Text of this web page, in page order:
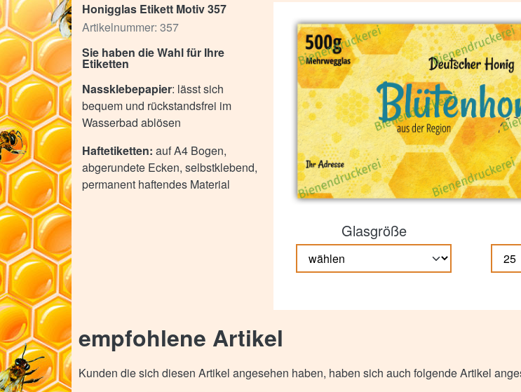
Honigglas Etikett Motiv 357
Artikelnummer: 357
Sie haben die Wahl für Ihre
Etiketten
Nassklebepapier: lässt sich
bequem und rückstandsfrei im
Wasserbad ablösen
Haftetiketten: auf A4 Bogen,
abgerundete Ecken, selbstklebend,
permanent haftendes Material
Glasgröße
empfohlene Artikel
Kunden die sich diesen Artikel angesehen haben, haben sich auch folgende Artikel